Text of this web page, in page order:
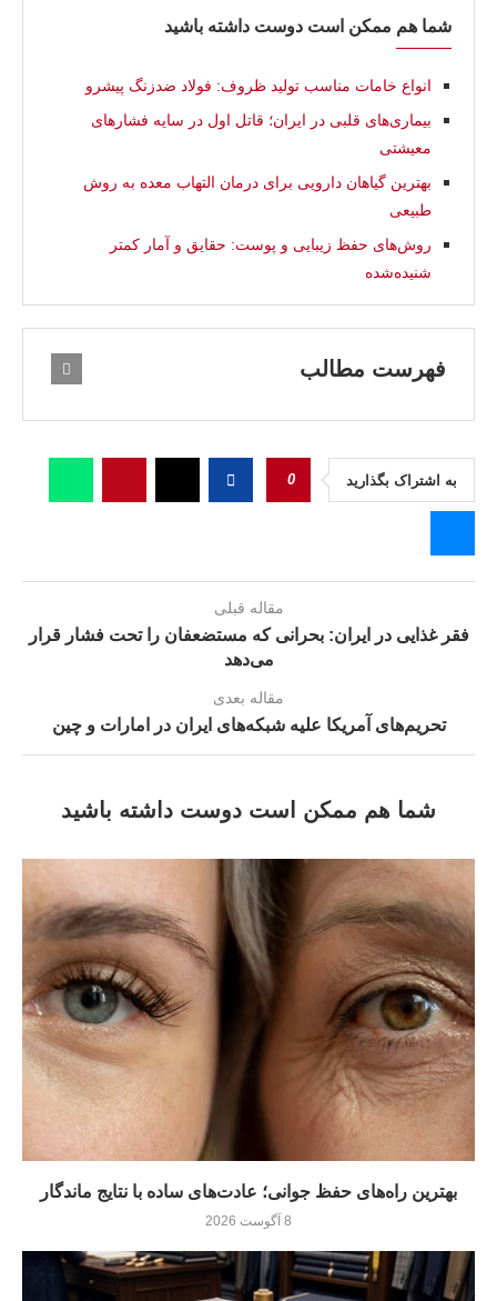
شما هم ممکن است دوست داشته باشید
انواع خامات مناسب تولید ظروف: فولاد ضدزنگ پیشرو
بیماری‌های قلبی در ایران؛ قاتل اول در سایه فشارهای
معیشتی
بهترین گیاهان دارویی برای درمان التهاب معده به روش
طبیعی
روش‌های حفظ زیبایی و پوست: حقایق و آمار کمتر
شنیده‌شده
فهرست مطالب
به اشتراک بگذارید 0
مقاله قبلی
فقر غذایی در ایران: بحرانی که مستضعفان را تحت فشار قرار
می‌دهد
مقاله بعدی
تحریم‌های آمریکا علیه شبکه‌های ایران در امارات و چین
شما هم ممکن است دوست داشته باشید
بهترین راه‌های حفظ جوانی؛ عادت‌های ساده با نتایج ماندگار
8 آگوست 2026